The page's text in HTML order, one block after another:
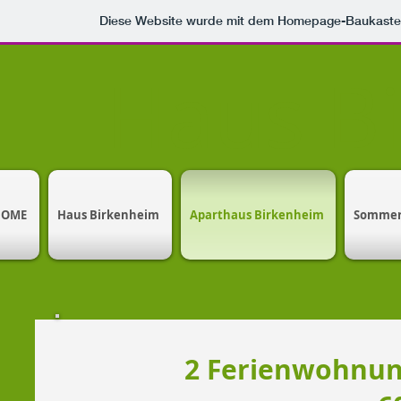
Diese Website wurde mit dem Homepage-
Haus Birkenheim Aparthaus Birkenheim
2